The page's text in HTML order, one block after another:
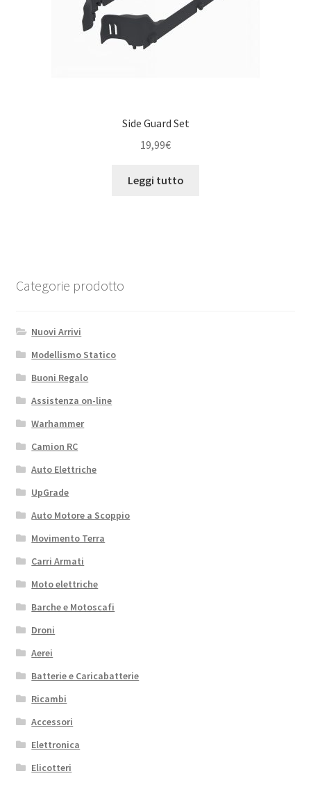
Side Guard Set
19,99€
Leggi tutto
Categorie prodotto
Nuovi Arrivi
Modellismo Statico
Buoni Regalo
Assistenza on-line
Warhammer
Camion RC
Auto Elettriche
UpGrade
Auto Motore a Scoppio
Movimento Terra
Carri Armati
Moto elettriche
Barche e Motoscafi
Droni
Aerei
Batterie e Caricabatterie
Ricambi
Accessori
Elettronica
Elicotteri